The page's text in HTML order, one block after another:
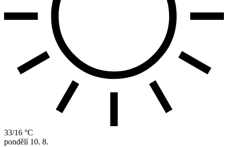
33/16 °C
pondělí 10. 8.